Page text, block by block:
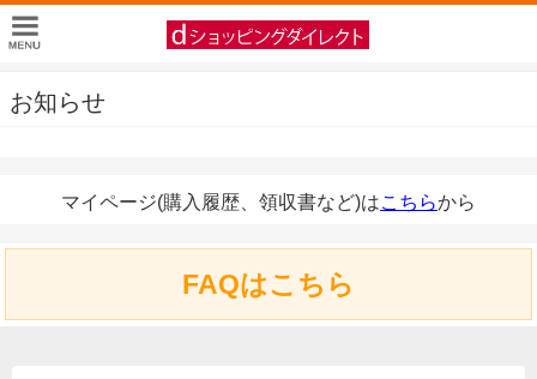
お知らせ
マイページ(購入履歴、領収書など)はこちらから
FAQはこちら